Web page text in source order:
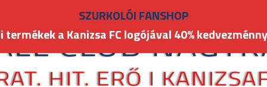
SZURKOLÓI FANSHOP
termékek a Kanizsa FC logójával 40%